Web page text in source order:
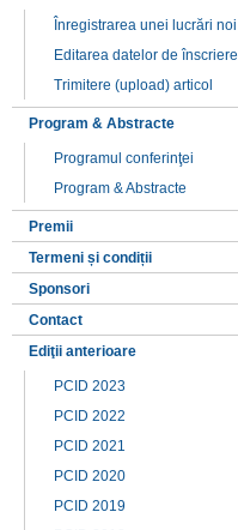
Înregistrarea unei lucrări noi
Editarea datelor de înscriere
Trimitere (upload) articol
Program & Abstracte
Programul conferinţei
Program & Abstracte
Premii
Termeni și condiții
Sponsori
Contact
Ediţii anterioare
PCID 2023
PCID 2022
PCID 2021
PCID 2020
PCID 2019